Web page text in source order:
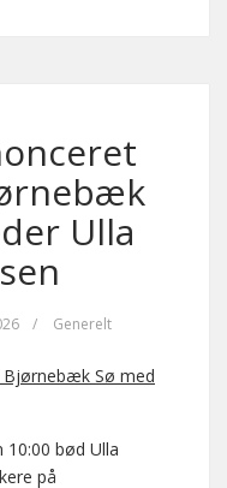
Ulla
/ Generelt
Sø med
10:00 bød Ulla
på